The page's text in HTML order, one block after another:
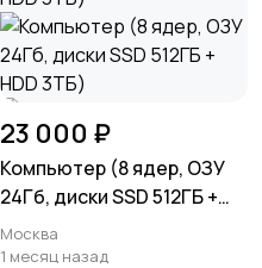
23 000 ₽
Компьютер (8 ядер, ОЗУ
24Гб, диски SSD 512ГБ +
HDD 3ТБ)
Москва
1 месяц назад